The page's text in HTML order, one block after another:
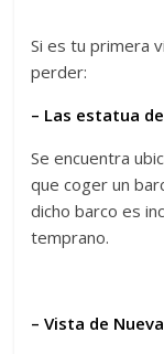
Si es tu primera
perder:
– Las estatua
Se encuentra
que coger un
dicho barco es
temprano.
– Vista de